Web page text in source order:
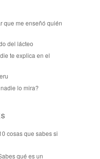
que me enseñó quién
del lácteo
te explica en el
lo mira?
cosas que sabes si
qué es un